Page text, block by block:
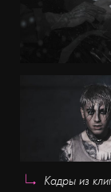
Кадры из